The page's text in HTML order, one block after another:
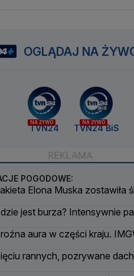
OGLĄDAJ NA
NA ŻYWO
TVN24
NA ŻYWO
TVN24 BiS
POGODOWE:
Elona Muska zostawiła
jest burza? Intensywnie
aura w części kraju.
rannych, pozrywane